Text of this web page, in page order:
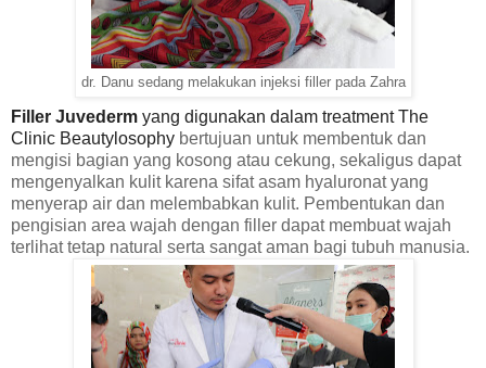
dr. Danu sedang melakukan injeksi filler pada Zahra
Filler Juvederm yang digunakan dalam treatment The
Clinic Beautylosophy bertujuan untuk membentuk dan
mengisi bagian yang kosong atau cekung, sekaligus dapat
mengenyalkan kulit karena sifat asam hyaluronat yang
menyerap air dan melembabkan kulit. Pembentukan dan
pengisian area wajah dengan filler dapat membuat wajah
terlihat tetap natural serta sangat aman bagi tubuh manusia.